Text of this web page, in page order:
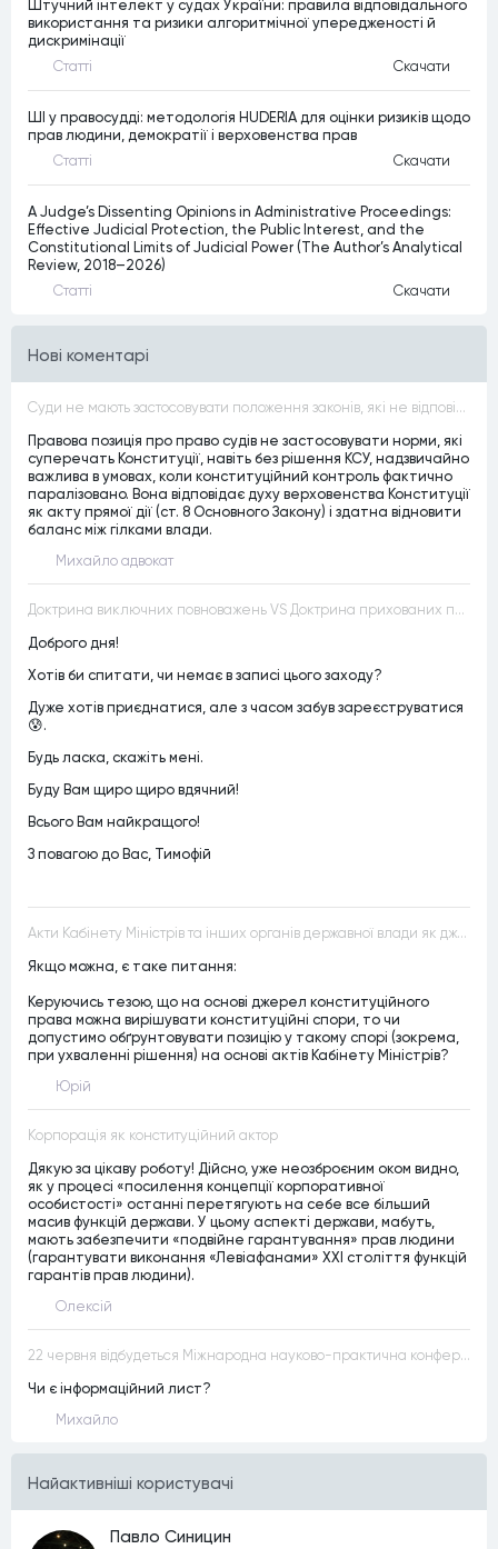
Штучний інтелект у судах України: правила відповідального
використання та ризики алгоритмічної упередженості й
дискримінації
Статтi Скачати
ШІ у правосудді: методологія HUDERIA для оцінки ризиків щодо
прав людини, демократії і верховенства прав
Статтi Скачати
A Judge’s Dissenting Opinions in Administrative Proceedings:
Effective Judicial Protection, the Public Interest, and the
Constitutional Limits of Judicial Power (The Author’s Analytical
Review, 2018–2026)
Статтi Скачати
Нові коментарі
Суди не мають застосовувати положення законів, які не відповідають Конституції, незалежно від того, чи визнавалися вони Конституційним Судом України неконституційними, тобто закони, що суперечать Конституції України не можуть застосовуватися навіть у випадках, коли вони є чинними
Правова позиція про право судів не застосовувати норми, які
суперечать Конституції, навіть без рішення КСУ, надзвичайно
важлива в умовах, коли конституційний контроль фактично
паралізовано. Вона відповідає духу верховенства Конституції
як акту прямої дії (ст. 8 Основного Закону) і здатна відновити
баланс між гілками влади.
Михайло адвокат
Доктрина виключних повноважень VS Доктрина прихованих повноважень
Доброго дня!
Хотів би спитати, чи немає в записі цього заходу?
Дуже хотів приєднатися, але з часом забув зареєструватися
😰.
Будь ласка, скажіть мені.
Буду Вам щиро щиро вдячний!
Всього Вам найкращого!
З повагою до Вас, Тимофій
Акти Кабінету Міністрів та інших органів державної влади як джерела конституційного права
Якщо можна, є таке питання:
Керуючись тезою, що на основі джерел конституційного
права можна вирішувати конституційні спори, то чи
допустимо обґрунтовувати позицію у такому спорі (зокрема,
при ухваленні рішення) на основі актів Кабінету Міністрів?
Юрій
Корпорація як конституційний актор
Дякую за цікаву роботу! Дійсно, уже неозброєним оком видно,
як у процесі «посилення концепції корпоративної
особистості» останні перетягують на себе все більший
масив функцій держави. У цьому аспекті держави, мабуть,
мають забезпечити «подвійне гарантування» прав людини
(гарантувати виконання «Левіафанами» ХХІ століття функцій
гарантів прав людини).
Олексій
22 червня відбудеться Міжнародна науково-практична конференція “Конституційна демократія в умовах загроз територіальній цілісності та національній безпеці”
Чи є інформаційний лист?
Михайло
Найактивнiшi користувачi
Павло Синицин